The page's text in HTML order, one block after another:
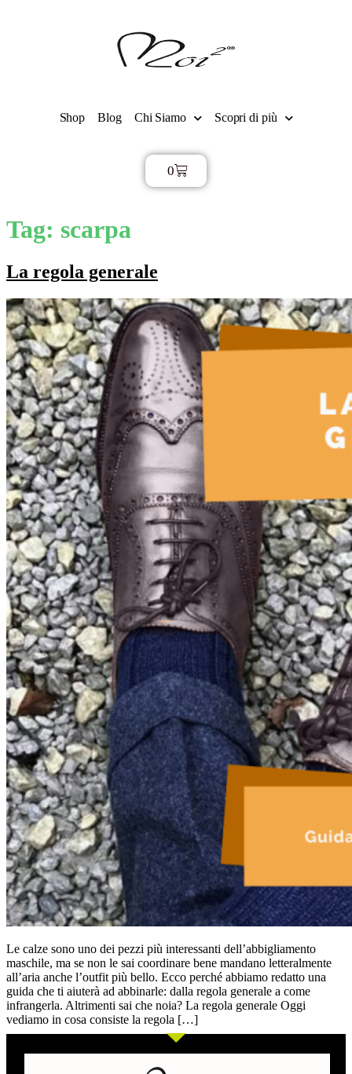
Shop Blog Chi Siamo Scopri di più
0
Tag: scarpa
La regola generale
Le calze sono uno dei pezzi più interessanti dell’abbigliamento
maschile, ma se non le sai coordinare bene mandano letteralmente
all’aria anche l’outfit più bello. Ecco perché abbiamo redatto una
guida che ti aiuterà ad abbinarle: dalla regola generale a come
infrangerla. Altrimenti sai che noia? La regola generale Oggi
vediamo in cosa consiste la regola […]